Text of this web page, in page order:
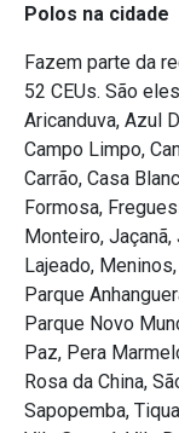
Polos na cidade
Fazem parte da
52 CEUs. São
Aricanduva, Azul
Campo Limpo,
Carrão, Casa
Formosa,
Monteiro,
Lajeado,
Parque
Parque Novo
Paz, Pera
Rosa da China,
Sapopemba,